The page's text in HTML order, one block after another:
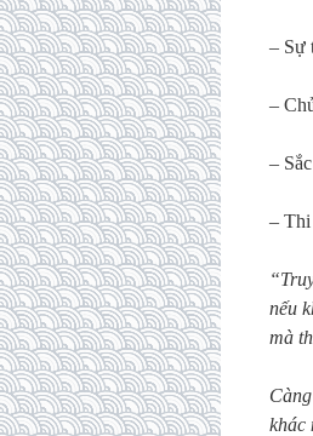
– Sự
–
–
–
nếu
mà
khác